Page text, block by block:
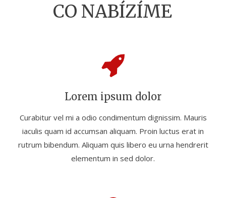
CO NABÍZÍME
Lorem ipsum dolor
Curabitur vel mi a odio condimentum dignissim. Mauris
iaculis quam id accumsan aliquam. Proin luctus erat in
rutrum bibendum. Aliquam quis libero eu urna hendrerit
elementum in sed dolor.